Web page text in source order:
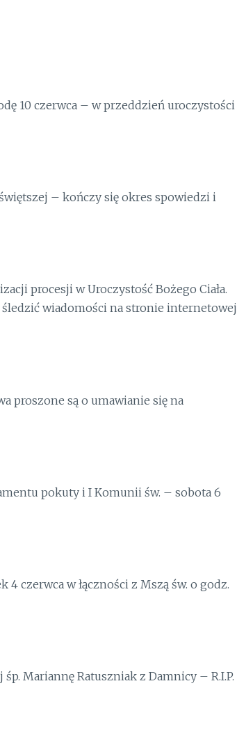
10 czerwca – w przeddzień uroczystości
– kończy się okres spowiedzi i
procesji w Uroczystość Bożego Ciała.
wiadomości na stronie internetowej
proszone są o umawianie się na
pokuty i I Komunii św. – sobota 6
czerwca w łączności z Mszą św. o godz.
śp. MariannęRatuszniak z Damnicy – R.I.P.